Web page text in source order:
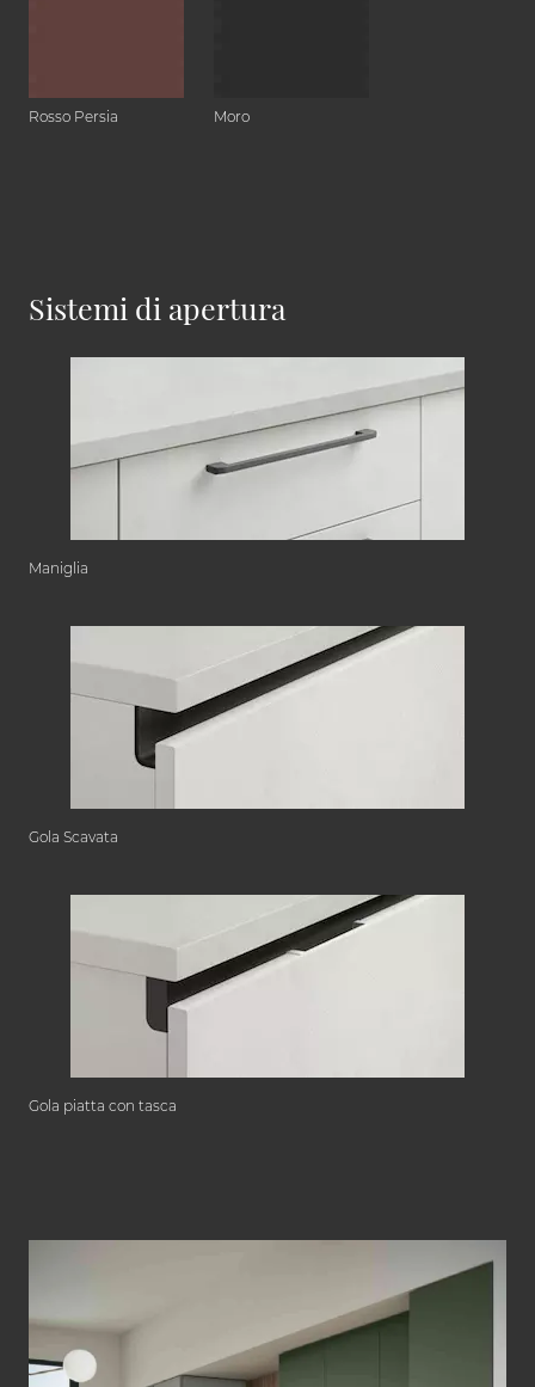
Rosso Persia Moro
Sistemi di apertura
Maniglia
Gola Scavata
Gola piatta con tasca